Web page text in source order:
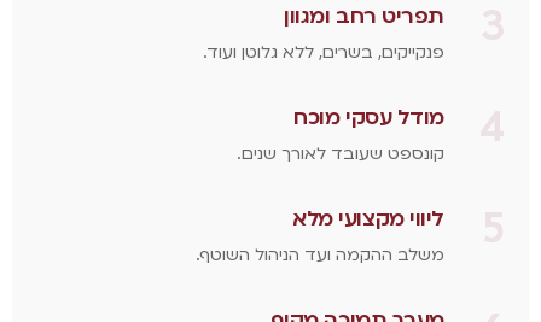
תפריט רחב ומגוון
פנקייקים, בשרים, ללא גלוטן ועוד.
מודל עסקי מוכח
קונספט שעובד לאורך שנים.
ליווי מקצועי מלא
משלב ההקמה ועד הניהול השוטף.